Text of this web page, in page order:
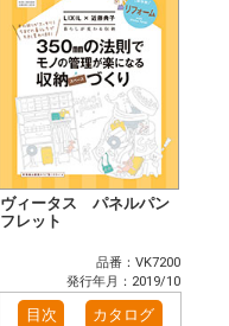
ヴィータス パネルパン
フレット
品番：VK7200
発行年月：2019/10
目次 カタログ